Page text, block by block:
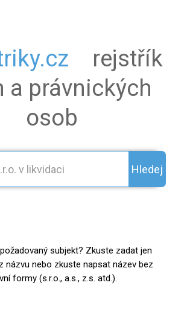
rejstřík
a právnických
osob
Hledej
subjekt? Zkuste zadat jen
názvu nebo zkuste napsat název bez
formy (s.r.o., a.s., z.s. atd.).